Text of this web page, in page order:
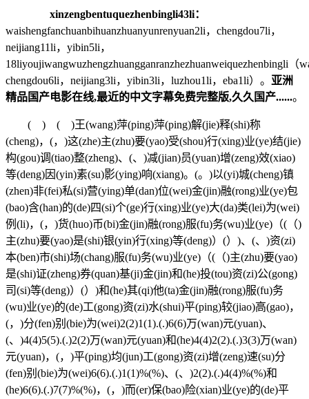
xinzengbentuquezhenbingli43li：
waishengfanchuanbihuanzhuanyunrenyuan2li，chengdou7li，
neijiang11li，yibin5li，
18liyoujiwangwuzhengzhuangganranzhezhuanweiquezhenbingli（
chengdou6li，neijiang3li，yibin3li，luzhou1li，eba1li）。 亚洲
精品国产电影在线,最近的中文字幕免费完整版,久久国产......。
( ) ( )王(wang)萍(ping)萍(ping)解(jie)释(shi)称
(cheng)，(，)这(zhe)主(zhu)要(yao)受(shou)行(xing)业(ye)结(jie)
构(gou)调(tiao)整(zheng)、(、)减(jian)员(yuan)增(zeng)效(xiao)
等(deng)因(yin)素(su)影(ying)响(xiang)。(。)以(yi)城(cheng)镇
(zhen)非(fei)私(si)营(ying)单(dan)位(wei)金(jin)融(rong)业(ye)包
(bao)含(han)的(de)四(si)个(ge)行(xing)业(ye)大(da)类(lei)为(wei)
例(li)，(，)货(huo)币(bi)金(jin)融(rong)服(fu)务(wu)业(ye)（(（)
主(zhu)要(yao)是(shi)银(yin)行(xing)等(deng)）(）)、(、)资(zi)
本(ben)市(shi)场(chang)服(fu)务(wu)业(ye)（(（)主(zhu)要(yao)
是(shi)证(zheng)券(quan)基(ji)金(jin)和(he)投(tou)资(zi)公(gong)
司(si)等(deng)）(）)和(he)其(qi)他(ta)金(jin)融(rong)服(fu)务
(wu)业(ye)的(de)工(gong)资(zi)水(shui)平(ping)较(jiao)高(gao)，
(，)分(fen)别(bie)为(wei)2(2)1(1).(.)6(6)万(wan)元(yuan)、
(、)4(4)5(5).(.)2(2)万(wan)元(yuan)和(he)4(4)2(2).(.)3(3)万(wan)
元(yuan)，(，)平(ping)均(jun)工(gong)资(zi)增(zeng)速(su)分
(fen)别(bie)为(wei)6(6).(.)1(1)%(%)、(、)2(2).(.)4(4)%(%)和
(he)6(6).(.)7(7)%(%)，(，)而(er)保(bao)险(xian)业(ye)的(de)平